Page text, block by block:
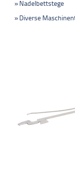
Nadelbettstege
Diverse